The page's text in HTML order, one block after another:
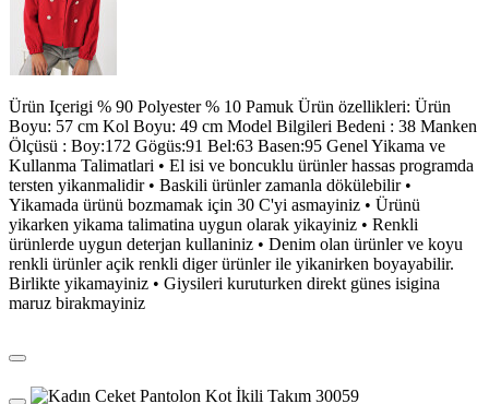
Ürün Içerigi % 90 Polyester % 10 Pamuk Ürün özellikleri: Ürün
Boyu: 57 cm Kol Boyu: 49 cm Model Bilgileri Bedeni : 38 Manken
Ölçüsü : Boy:172 Gögüs:91 Bel:63 Basen:95 Genel Yikama ve
Kullanma Talimatlari • El isi ve boncuklu ürünler hassas programda
tersten yikanmalidir • Baskili ürünler zamanla dökülebilir •
Yikamada ürünü bozmamak için 30 C'yi asmayiniz • Ürünü
yikarken yikama talimatina uygun olarak yikayiniz • Renkli
ürünlerde uygun deterjan kullaniniz • Denim olan ürünler ve koyu
renkli ürünler açik renkli diger ürünler ile yikanirken boyayabilir.
Birlikte yikamayiniz • Giysileri kuruturken direkt günes isigina
maruz birakmayiniz